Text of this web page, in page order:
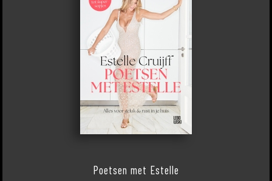
Poetsen met Estelle